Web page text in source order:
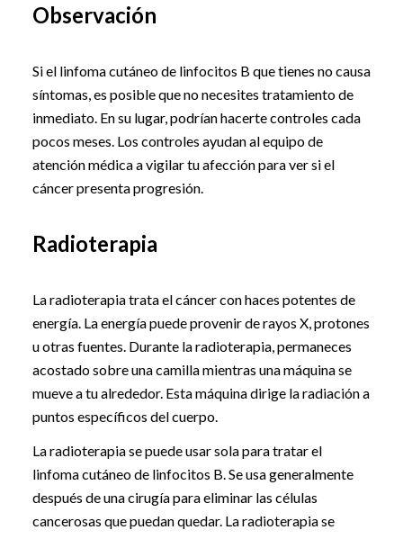
Observación
Si el linfoma cutáneo de linfocitos B que tienes no causa
síntomas, es posible que no necesites tratamiento de
inmediato. En su lugar, podrían hacerte controles cada
pocos meses. Los controles ayudan al equipo de
atención médica a vigilar tu afección para ver si el
cáncer presenta progresión.
Radioterapia
La radioterapia trata el cáncer con haces potentes de
energía. La energía puede provenir de rayos X, protones
u otras fuentes. Durante la radioterapia, permaneces
acostado sobre una camilla mientras una máquina se
mueve a tu alrededor. Esta máquina dirige la radiación a
puntos específicos del cuerpo.
La radioterapia se puede usar sola para tratar el
linfoma cutáneo de linfocitos B. Se usa generalmente
después de una cirugía para eliminar las células
cancerosas que puedan quedar. La radioterapia se